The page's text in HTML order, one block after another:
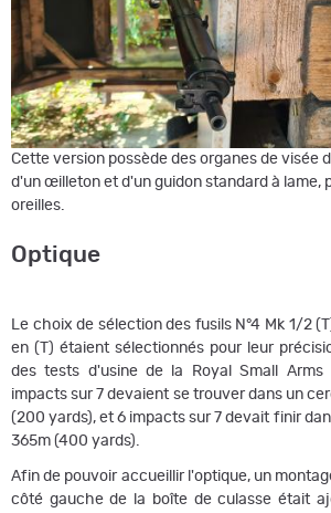
Cette version possède des organes de visée
d'un œilleton et d'un guidon standard à lame,
oreilles.
Optique
Le choix de sélection des fusils N°4 Mk 1/2
en (T) étaient sélectionnés pour leur
des tests d'usine de la Royal Small
impacts sur 7 devaient se trouver dans un
(200 yards), et 6 impacts sur 7 devait finir
365m (400 yards).
Afin de pouvoir accueillir l'optique, un
côté gauche de la boîte de culasse était